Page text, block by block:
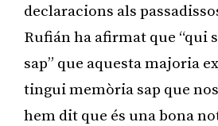
declaracions als
Rufián ha afirmat que “qui
sap” que aquesta majoria
tingui memòria sap que
hem dit que és una bona